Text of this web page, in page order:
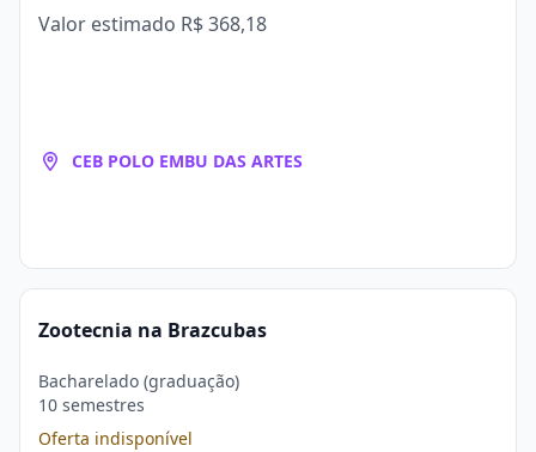
Valor estimado R$ 368,18
CEB POLO EMBU DAS ARTES
Zootecnia na Brazcubas
Bacharelado (graduação)
10 semestres
Oferta indisponível